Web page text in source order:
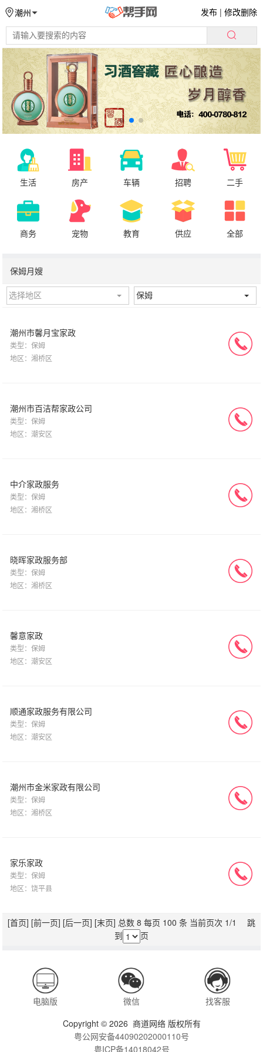
潮州 发布 |修改删除
生活 房产 车辆 招聘 二手
商务 宠物 教育 供应 全部
保姆月嫂
选择地区 保姆
潮州市馨月宝家政
类型：保姆
地区：湘桥区
潮州市百洁帮家政公司
类型：保姆
地区：潮安区
中介家政服务
类型：保姆
地区：湘桥区
晓晖家政服务部
类型：保姆
地区：湘桥区
馨意家政
类型：保姆
地区：潮安区
顺通家政服务有限公司
类型：保姆
地区：潮安区
潮州市金米家政有限公司
类型：保姆
地区：湘桥区
家乐家政
类型：保姆
地区：饶平县
[首页] [前一页] [后一页] [末页] 总数 8 每页 100 条 当前页次 1/1 跳
到
页
电脑版 微信
找客服
Copyright © 2026 商道网络 版权所有
粤公网安备44090202000110号
粤ICP备14018042号